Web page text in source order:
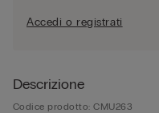
Accedi o registrati
Descrizione
Codice prodotto: CMU263